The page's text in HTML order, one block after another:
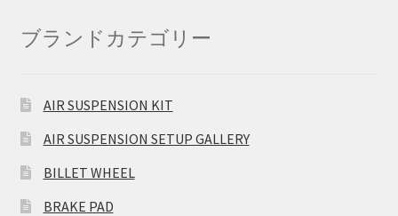
ブランドカテゴリー
AIR SUSPENSION KIT
AIR SUSPENSION SETUP GALLERY
BILLET WHEEL
BRAKE PAD